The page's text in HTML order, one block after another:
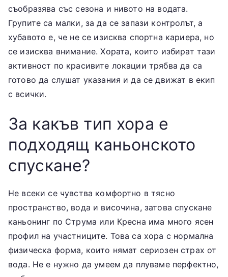
съобразява със сезона и нивото на водата.
Групите са малки, за да се запази контролът, а
хубавото е, че не се изисква спортна кариера, но
се изисква внимание. Хората, които избират тази
активност по красивите локации трябва да са
готово да слушат указания и да се движат в екип
с всички.
За какъв тип хора е
подходящ каньонското
спускане?
Не всеки се чувства комфортно в тясно
пространство, вода и височина, затова спускане
каньонинг по Струма или Кресна има много ясен
профил на участниците. Това са хора с нормална
физическа форма, които нямат сериозен страх от
вода. Не е нужно да умеем да плуваме перфектно,